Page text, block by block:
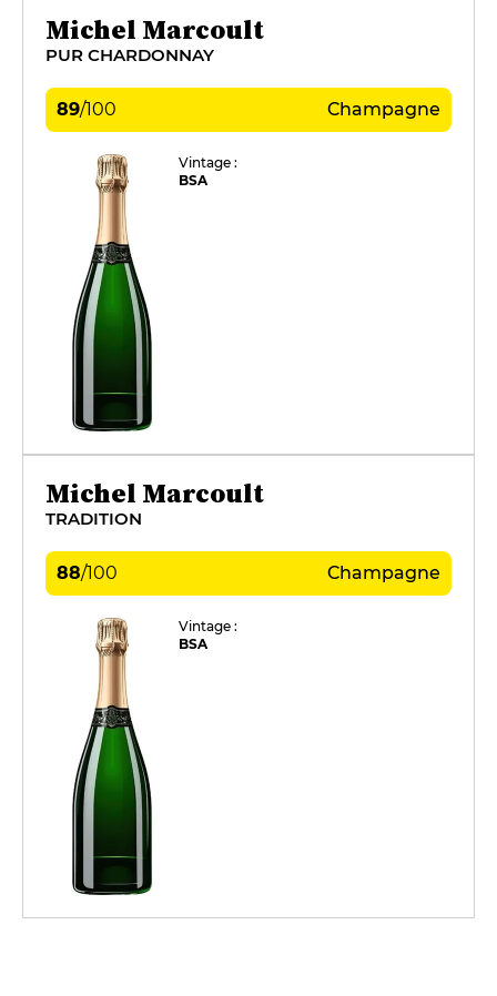
Michel Marcoult
PUR CHARDONNAY
89/100 Champagne
Vintage :
BSA
Michel Marcoult
TRADITION
88/100 Champagne
Vintage :
BSA